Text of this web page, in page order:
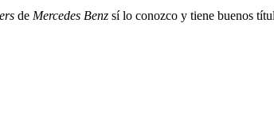
de Mercedes Benz sí lo conozco y tiene buenos